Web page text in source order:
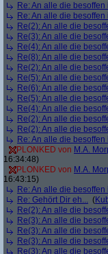
Re: An alle die besoffen
Re: An alle die besoffen
Re(2): An alle die
Re(3): An alle die
Re(4): An alle die
Re(8): An alle die
Re(2): An alle die
Re(5): An alle die
Re(6): An alle die
Re(5): An alle die
Re(4): An alle die
Re(2): An alle die
Re(2): An alle die
Re: An alle die besoffen
PLONKED von M.A.
16:34:48)
PLONKED von M.A.
16:43:15)
Re: An alle die besoffen
Re: Gehört Dir eh... (
Re(2): An alle die
Re(3): An alle die
Re(3): An alle die
Re(3): An alle die
Re(3): An alle die